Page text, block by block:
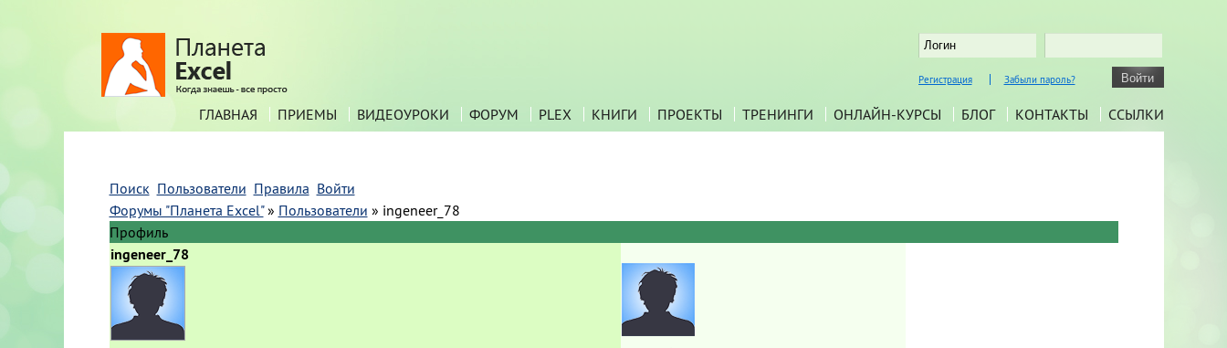
Регистрация Забыли пароль?
ГЛАВНАЯ ПРИЕМЫ ВИДЕОУРОКИ ФОРУМ PLEX КНИГИ ПРОЕКТЫ ТРЕНИНГИ ОНЛАЙН-КУРСЫ БЛОГ КОНТАКТЫ ССЫЛКИ
Поиск Пользователи Правила Войти
Форумы "Планета Excel" » Пользователи » ingeneer_78
Профиль
ingeneer_78